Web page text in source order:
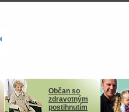
Občan so
zdravotným
postihnutím